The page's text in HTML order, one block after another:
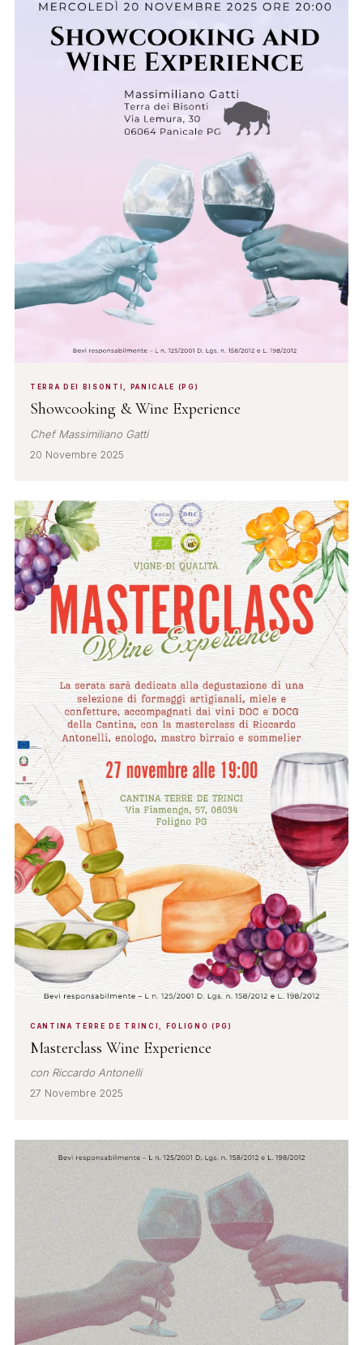
TERRA DEI BISONTI, PANICALE (PG)
Showcooking & Wine Experience
Chef Massimiliano Gatti
20 Novembre 2025
CANTINA TERRE DE TRINCI, FOLIGNO (PG)
Masterclass Wine Experience
con Riccardo Antonelli
27 Novembre 2025